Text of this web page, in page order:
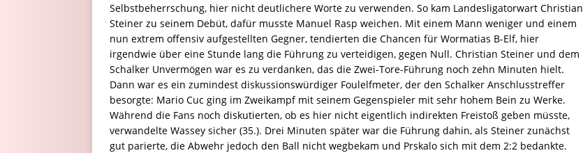
Selbstbeherrschung, hier nicht deutlichere Worte zu verwenden. So kam Landesligatorwart Christian
Steiner zu seinem Debüt, dafür musste Manuel Rasp weichen. Mit einem Mann weniger und einem
nun extrem offensiv aufgestellten Gegner, tendierten die Chancen für Wormatias B-Elf, hier
irgendwie über eine Stunde lang die Führung zu verteidigen, gegen Null. Christian Steiner und dem
Schalker Unvermögen war es zu verdanken, das die Zwei-Tore-Führung noch zehn Minuten hielt.
Dann war es ein zumindest diskussionswürdiger Foulelfmeter, der den Schalker Anschlusstreffer
besorgte: Mario Cuc ging im Zweikampf mit seinem Gegenspieler mit sehr hohem Bein zu Werke.
Während die Fans noch diskutierten, ob es hier nicht eigentlich indirekten Freistoß geben müsste,
verwandelte Wassey sicher (35.). Drei Minuten später war die Führung dahin, als Steiner zunächst
gut parierte, die Abwehr jedoch den Ball nicht wegbekam und Prskalo sich mit dem 2:2 bedankte.